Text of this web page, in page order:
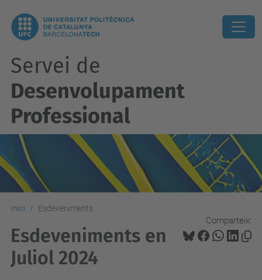
Servei de
Desenvolupament
Professional
Inici Esdeveniments
Comparteix:
Esdeveniments en
Juliol 2024